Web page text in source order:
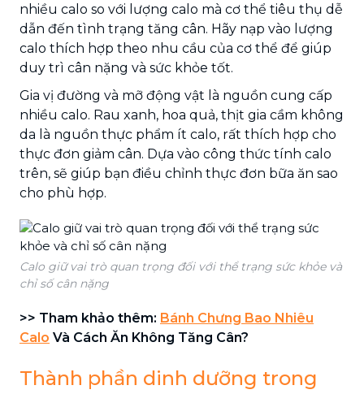
nhiều calo so với lượng calo mà cơ thể tiêu thụ dễ
dẫn đến tình trạng tăng cân. Hãy nạp vào lượng
calo thích hợp theo nhu cầu của cơ thể để giúp
duy trì cân nặng và sức khỏe tốt.
Gia vị đường và mỡ động vật là nguồn cung cấp
nhiều calo. Rau xanh, hoa quả, thịt gia cầm không
da là nguồn thực phẩm ít calo, rất thích hợp cho
thực đơn giảm cân. Dựa vào công thức tính calo
trên, sẽ giúp bạn điều chỉnh thực đơn bữa ăn sao
cho phù hợp.
Calo giữ vai trò quan trọng đối với thể trạng sức khỏe và
chỉ số cân nặng
>> Tham khảo thêm: Bánh Chưng Bao Nhiêu
Calo Và Cách Ăn Không Tăng Cân?
Thành phần dinh dưỡng trong